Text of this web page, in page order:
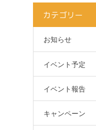
カテゴリー
お知らせ
イベント予定
イベント報告
キャンペーン